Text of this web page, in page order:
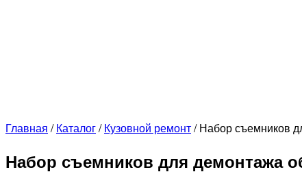
Главная / Каталог/ Кузовной ремонт/Набор съемников
Набор съемников для демонтажа